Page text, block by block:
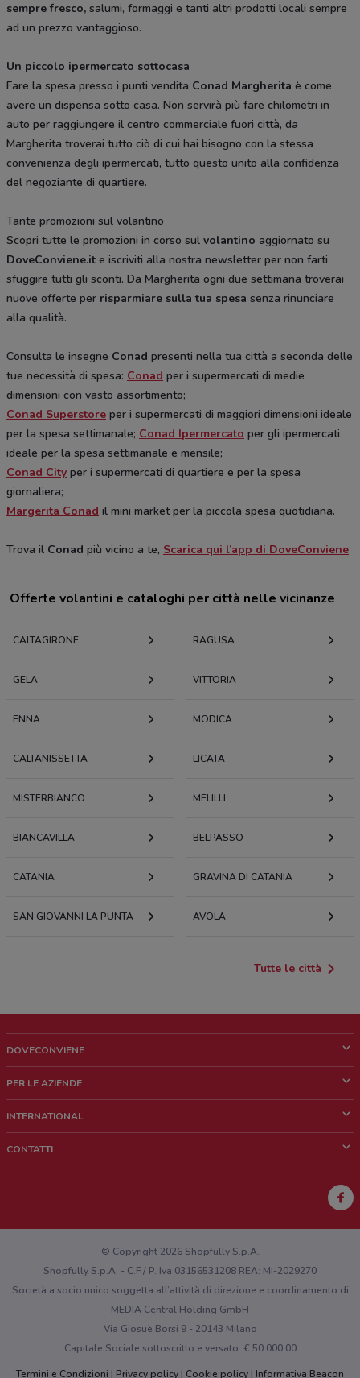
sempre fresco, salumi, formaggi e tanti altri prodotti locali sempre
ad un prezzo vantaggioso.
Un piccolo ipermercato sottocasa
Fare la spesa presso i punti vendita Conad Margherita è come
avere un dispensa sotto casa. Non servirà più fare chilometri in
auto per raggiungere il centro commerciale fuori città, da
Margherita troverai tutto ciò di cui hai bisogno con la stessa
convenienza degli ipermercati, tutto questo unito alla confidenza
del negoziante di quartiere.
Tante promozioni sul volantino
Scopri tutte le promozioni in corso sul volantino aggiornato su
DoveConviene.it e iscriviti alla nostra newsletter per non farti
sfuggire tutti gli sconti. Da Margherita ogni due settimana troverai
nuove offerte per risparmiare sulla tua spesa senza rinunciare
alla qualità.
Consulta le insegne Conad presenti nella tua città a seconda delle
tue necessità di spesa: Conad per i supermercati di medie
dimensioni con vasto assortimento;
Conad Superstore per i supermercati di maggiori dimensioni ideale
per la spesa settimanale; Conad Ipermercato per gli ipermercati
ideale per la spesa settimanale e mensile;
Conad City per i supermercati di quartiere e per la spesa
giornaliera;
Margerita Conad il mini market per la piccola spesa quotidiana.
Trova il Conad più vicino a te, Scarica qui l’app di DoveConviene
Offerte volantini e cataloghi per città nelle vicinanze
CALTAGIRONE RAGUSA
GELA VITTORIA
ENNA MODICA
CALTANISSETTA LICATA
MISTERBIANCO MELILLI
BIANCAVILLA BELPASSO
CATANIA GRAVINA DI CATANIA
SAN GIOVANNI LA PUNTA AVOLA
Tutte le città
DOVECONVIENE
Chi siamo
Lavora con noi
PER LE AZIENDE
Richieste commerciali e marketing
INTERNATIONAL
CONTATTI
Hai un malfunzionamento sul web o sull'app?
© Copyright 2026 Shopfully S.p.A.
Shopfully S.p.A. - C.F / P. Iva 03156531208 REA: MI-2029270
Società a socio unico soggetta all’attività di direzione e coordinamento di
MEDIA Central Holding GmbH
Via Giosuè Borsi 9 - 20143 Milano
Capitale Sociale sottoscritto e versato: € 50.000,00
Termini e Condizioni
Privacy policy Cookie policy Informativa Beacon